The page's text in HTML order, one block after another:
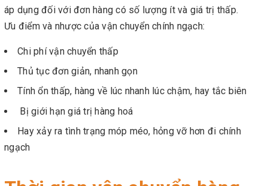
áp dụng đối với đơn hàng có số lượng ít và giá trị thấp.
Ưu điểm và nhược của vận chuyển chính ngạch:
Chi phí vận chuyển thấp
Thủ tục đơn giản, nhanh gọn
Tính ổn thấp, hàng về lúc nhanh lúc chậm, hay tắc biên
Bị giới hạn giá trị hàng hoá
Hay xảy ra tình trạng móp méo, hỏng vỡ hơn đi chính
ngạch